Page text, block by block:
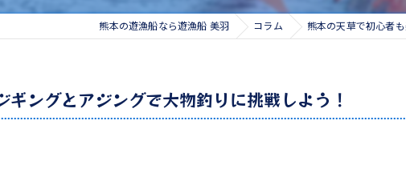
熊本の遊漁船なら遊漁船 美羽 コラム 熊本の天草で初心者
ングとアジングで大物釣りに挑戦しよう！